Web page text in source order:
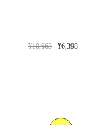
¥10,663 ¥6,398